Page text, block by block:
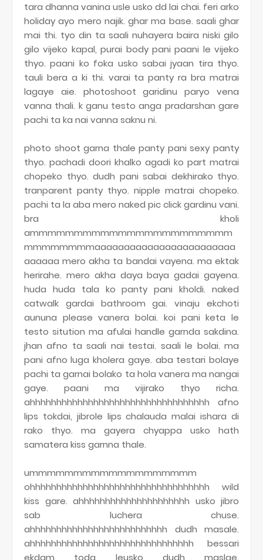
tara dhanna vanina usle usko dd lai chai. feri arko
holiday ayo mero najik. ghar ma base. saali ghar
mai thi. tyo din ta saali nuhayera baira niski gilo
gilo vijeko kapal, purai body pani paani le vijeko
thyo. paani ko foka usko sabai jyaan tira thyo.
tauli bera a ki thi. varai ta panty ra bra matrai
lagaye aie. photoshoot garidinu paryo vena
vanna thali. k ganu testo anga pradarshan gare
pachi ta ka nai vanna saknu ni.
photo shoot garna thale panty pani sexy panty
thyo. pachadi doori khalko agadi ko part matrai
chopeko thyo. dudh pani sabai dekhirako thyo.
tranparent panty thyo. nipple matrai chopeko.
pachi ta la aba mero naked pic click gardinu vani.
bra kholi
ammmmmmmmmmmmmmmmmmmmmmm
mmmmmmmmaaaaaaaaaaaaaaaaaaaaaaaa
aaaaaa mero akha ta bandai vayena. ma ektak
herirahe. mero akha daya baya gadai gayena.
huda huda tala ko panty pani kholdi. naked
catwalk gardai bathroom gai. vinaju ekchoti
aununa please vanera bolai. koi pani keta le
testo sitution ma afulai handle garnda sakdina.
jhan afno ta saali nai testai. saali le bolai. ma
pani afno luga kholera gaye. aba testari bolaye
pachi ta garnai bolako ta hola vanera ma nangai
gaye. paani ma vijirako thyo richa.
ahhhhhhhhhhhhhhhhhhhhhhhhhhhhhhhhhh afno
lips tokdai, jibrole lips chalauda malai ishara di
rako thyo. ma gayera chyappa usko hath
samatera kiss garnna thale.
ummmmmmmmmmmmmmmmmmm
ohhhhhhhhhhhhhhhhhhhhhhhhhhhhhhhhhh wild
kiss gare. ahhhhhhhhhhhhhhhhhhhhh usko jibro
sab luchera chuse.
ahhhhhhhhhhhhhhhhhhhhhhhhhh dudh masale.
ahhhhhhhhhhhhhhhhhhhhhhhhhhhhhhh bessari
ekdam toda leusko dudh maslae.